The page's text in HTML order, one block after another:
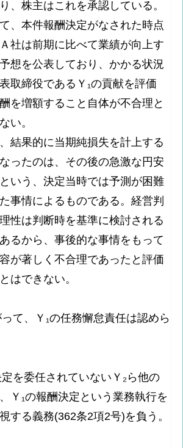
、株主はこれを承認している。
、本件報酬決定がなされた時点
社は前期に比べて業績が向上す
想を公表しており、かかる状況
取締役であるＹ₁の貢献を評価
を増額すること自体が不合理と
い。
結果的に当期純損失を計上する
ったのは、その後の急激な円安
いう、決定当時では予測が困難
事情によるものである。経営判
性は判断時を基準に検討される
るから、事後的な事情をもって
が著しく不合理であったと評価
はできない。
、Ｙ₁の任務懈怠責任は認めら
委任されていないＹ₂ら他の
Ｙ₁の報酬決定という業務執行を
する義務(362条2項2号)を負う。